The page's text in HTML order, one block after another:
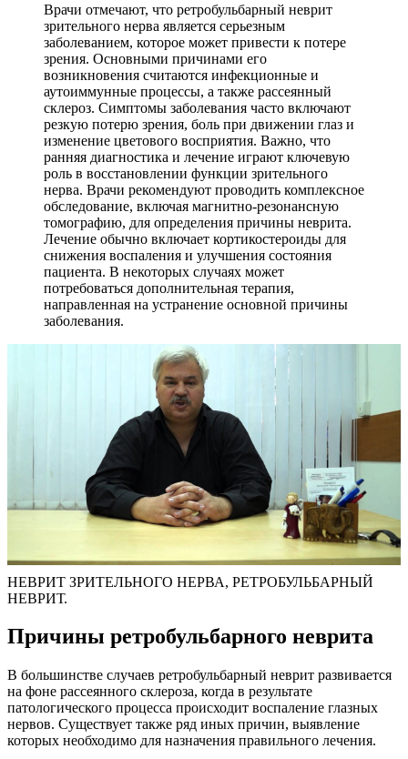
Врачи отмечают, что ретробульбарный неврит
зрительного нерва является серьезным
заболеванием, которое может привести к потере
зрения. Основными причинами его
возникновения считаются инфекционные и
аутоиммунные процессы, а также рассеянный
склероз. Симптомы заболевания часто включают
резкую потерю зрения, боль при движении глаз и
изменение цветового восприятия. Важно, что
ранняя диагностика и лечение играют ключевую
роль в восстановлении функции зрительного
нерва. Врачи рекомендуют проводить комплексное
обследование, включая магнитно-резонансную
томографию, для определения причины неврита.
Лечение обычно включает кортикостероиды для
снижения воспаления и улучшения состояния
пациента. В некоторых случаях может
потребоваться дополнительная терапия,
направленная на устранение основной причины
заболевания.
НЕВРИТ ЗРИТЕЛЬНОГО НЕРВА, РЕТРОБУЛЬБАРНЫЙ
НЕВРИТ.
Причины ретробульбарного неврита
В большинстве случаев ретробульбарный неврит развивается
на фоне рассеянного склероза, когда в результате
патологического процесса происходит воспаление глазных
нервов. Существует также ряд иных причин, выявление
которых необходимо для назначения правильного лечения.